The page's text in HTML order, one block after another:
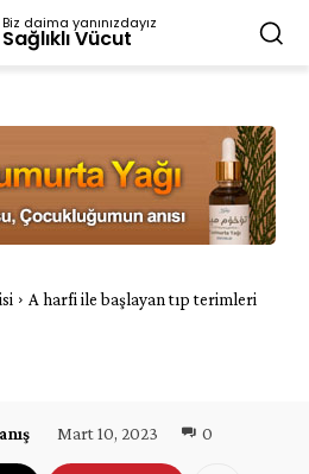
Biz daima yanınızdayız
Sağlıklı Vücut
A harfi ile başlayan tıp terimleri
Mart 10, 2023 0